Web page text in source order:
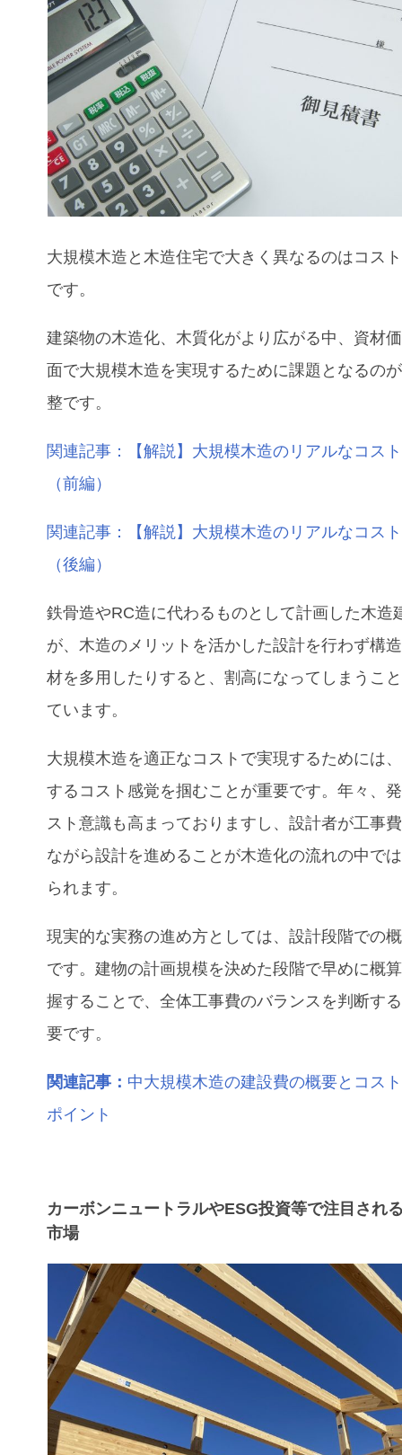
大規模木造 と木造住宅で大きく異なるのはコス
です。
建築物の木造化、木質化がより広がる中、 資材
面で大規模木造を実現するために課題となるの
整です。
関連記事：【解説】大規模木造のリアルなコス
（前編）
関連記事：【解説】大規模木造のリアルなコス
（後編）
鉄骨造やRC造に代わるものとして計画した木造
が、木造のメリットを活かした設計を行わず構
材を多用したりすると、割高になってしまうこ
ています。
大規模木造を適正なコストで実現するためには
するコスト感覚を掴むことが重要です。年々、
スト意識も高まっておりますし、設計者が工事
ながら設計を進めることが木造化の流れの中で
られます。
現実的な実務の進め方としては、設計段階での
です。建物の計画規模を決めた段階で早めに概
握することで、全体工事費のバランスを判断す
要です。
関連記事： 中大規模木造の建設費の概要とコス
ポイント
カーボンニュートラルやESG投資等で注目され
市場